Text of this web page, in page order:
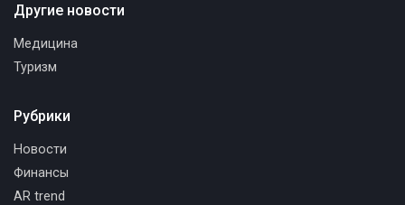
Другие новости
Медицина
Туризм
Рубрики
Новости
Финансы
AR trend